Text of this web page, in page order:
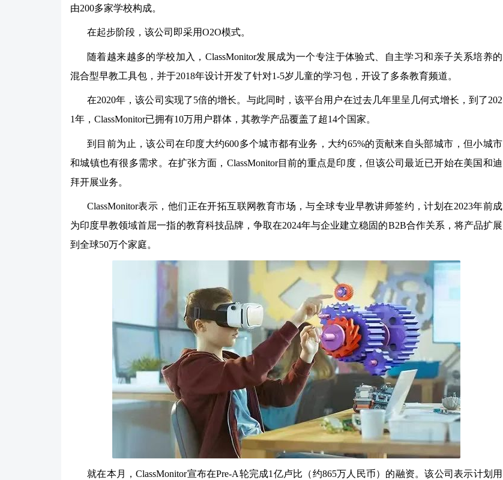
由200多家学校构成。
在起步阶段，该公司即采用O2O模式。
随着越来越多的学校加入，ClassMonitor发展成为一个专注于体验式、自主学习和亲子关系培养的
混合型早教工具包，并于2018年设计开发了针对1-5岁儿童的学习包，开设了多条教育频道。
在2020年，该公司实现了5倍的增长。与此同时，该平台用户在过去几年里呈几何式增长，到了202
1年，ClassMonitor已拥有10万用户群体，其教学产品覆盖了超14个国家。
到目前为止，该公司在印度大约600多个城市都有业务，大约65%的贡献来自头部城市，但小城市
和城镇也有很多需求。在扩张方面，ClassMonitor目前的重点是印度，但该公司最近已开始在美国和迪
拜开展业务。
ClassMonitor表示，他们正在开拓互联网教育市场，与全球专业早教讲师签约，计划在2023年前成
为印度早教领域首屈一指的教育科技品牌，争取在2024年与企业建立稳固的B2B合作关系，将产品扩展
到全球50万个家庭。
就在本月，ClassMonitor宣布在Pre-A轮完成1亿卢比（约865万人民币）的融资。该公司表示计划用